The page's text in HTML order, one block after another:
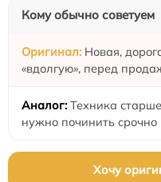
Кому обычно советуем
Новая,
«вдолгую», перед
Техника
нужно починить срочно
Хочу